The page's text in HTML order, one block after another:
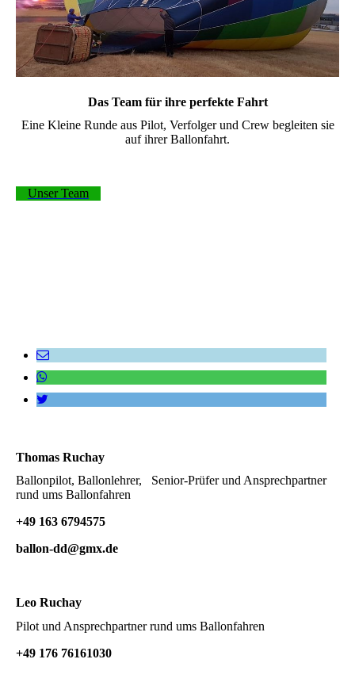
Das Team für ihre perfekte Fahrt
Eine Kleine Runde aus Pilot, Verfolger und Crew begleiten sie
auf ihrer Ballonfahrt.
Unser Team
Thomas Ruchay
Ballonpilot, Ballonlehrer, Senior-Prüfer und Ansprechpartner
rund ums Ballonfahren
+49 163 6794575
ballon-dd@gmx.de
Leo Ruchay
Pilot und Ansprechpartner rund ums Ballonfahren
+49 176 76161030